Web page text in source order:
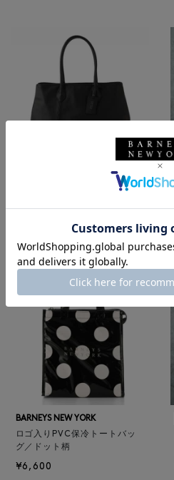
レザートートバッグ（M）
BARNEYS NEW YORK
ロゴ入りPVC保冷トートバッ
グ／ドット柄
¥6,600